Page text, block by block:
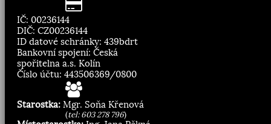
IČ: 00236144
DIČ: CZ00236144
ID datové schránky: 439bdrt
Bankovní spojení: Česká
spořitelna a.s. Kolín
Číslo účtu: 443506369/0800
Starostka: Mgr. Soňa Křenová
(tel: 603 278 796)